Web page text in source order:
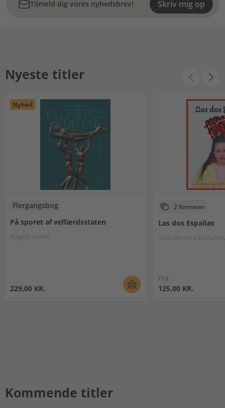
Tilmeld dig vores nyhedsbrev! Skriv mig op
Nyeste titler
Flergangsbog
På sporet af velfærdsstaten
Birgitte Herløv
229,00 KR.
Nyhed
2 formater
Las dos Españas
Silvia Becerra Bascuñán
Fra
125,00 KR.
Kommende titler